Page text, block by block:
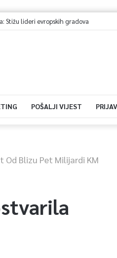
lideri evropskih gradova
POŠALJI VIJEST
Od Blizu Pet Milijardi KM